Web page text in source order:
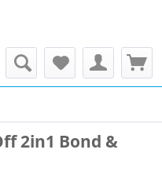
2in1 Bond &